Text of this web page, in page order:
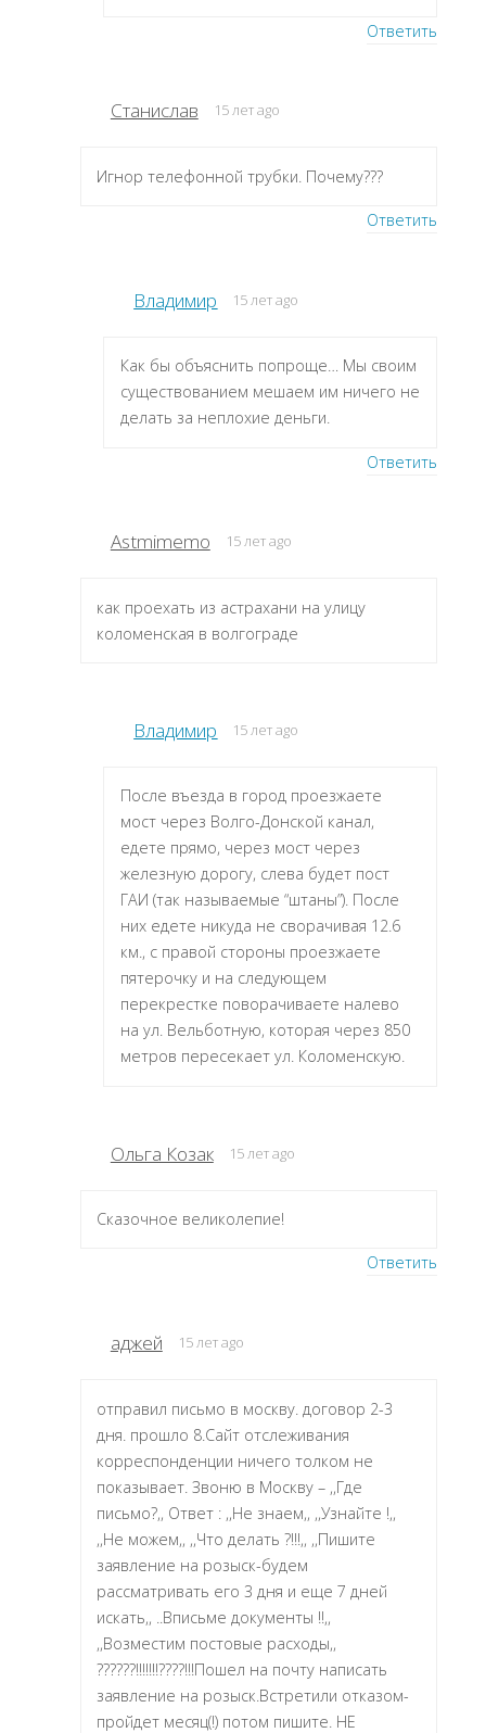
Ответить
Станислав 15 лет ago
Игнор телефонной трубки. Почему???
Ответить
Владимир 15 лет ago
Как бы объяснить попроще… Мы своим
существованием мешаем им ничего не
делать за неплохие деньги.
Ответить
Astmimemo 15 лет ago
как проехать из астрахани на улицу
коломенская в волгограде
Владимир 15 лет ago
После въезда в город проезжаете
мост через Волго-Донской канал,
едете прямо, через мост через
железную дорогу, слева будет пост
ГАИ (так называемые “штаны”). После
них едете никуда не сворачивая 12.6
км., с правой стороны проезжаете
пятерочку и на следующем
перекрестке поворачиваете налево
на ул. Вельботную, которая через 850
метров пересекает ул. Коломенскую.
Ольга Козак 15 лет ago
Сказочное великолепие!
Ответить
аджей 15 лет ago
отправил письмо в москву. договор 2-3
дня. прошло 8.Сайт отслеживания
корреспонденции ничего толком не
показывает. Звоню в Москву – ,,Где
письмо?,, Ответ : ,,Не знаем,, ,,Узнайте !,,
,,Не можем,, ,,Что делать ?!!!,, ,,Пишите
заявление на розыск-будем
рассматривать его 3 дня и еще 7 дней
искать,, ..Вписьме документы !!,,
,,Возместим постовые расходы,,
??????!!!!!!!????!!!Пошел на почту написать
заявление на розыск.Встретили отказом-
пройдет месяц(!) потом пишите. НЕ